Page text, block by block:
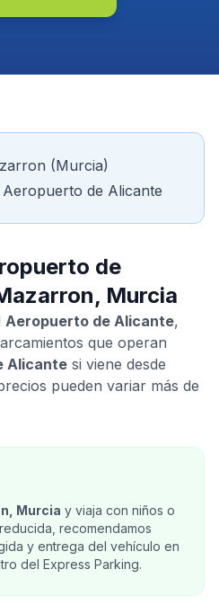
(Murcia)
de Alicante
de
Murcia
Aeropuerto de Alicante,
que operan
Alicante si viene desde
pueden variar más de
Murcia y viaja con niños o
recomendamos
y entrega del vehículo en
del Express Parking.